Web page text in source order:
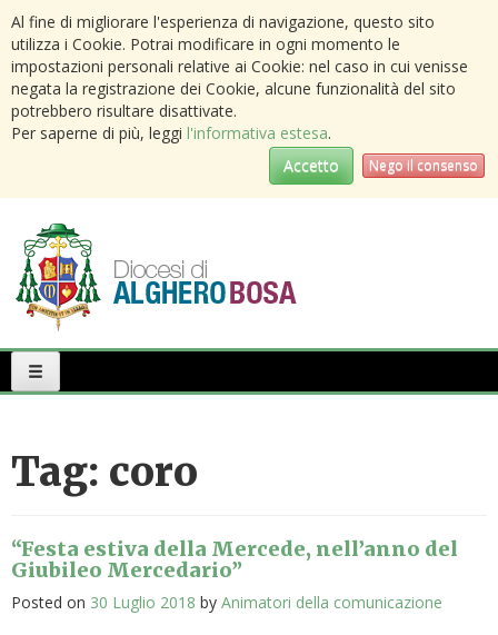
Al fine di migliorare l'esperienza di navigazione, questo sito
utilizza i Cookie. Potrai modificare in ogni momento le
impostazioni personali relative ai Cookie: nel caso in cui venisse
negata la registrazione dei Cookie, alcune funzionalità del sito
potrebbero risultare disattivate.
Per saperne di più, leggi l'informativa estesa.
Accetto
Nego il consenso
Menu
Tag: coro
“Festa estiva della Mercede, nell’anno del
Giubileo Mercedario”
Posted on 30 Luglio 2018 by Animatori della comunicazione